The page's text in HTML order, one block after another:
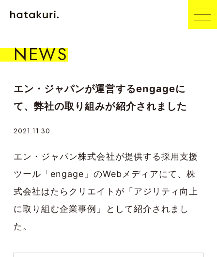
NEWS
エン・ジャパンが運営するengageに
て、弊社の取り組みが紹介されました
2021.11.30
エン・ジャパン株式会社が提供する採用支援
ツール「engage」のWebメディアにて、株
式会社はたらクリエイトが「アジリティ向上
に取り組む企業事例」として紹介されまし
た。